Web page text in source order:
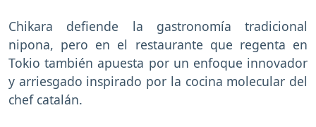
Chikara defiende la gastronomía tradicional
nipona, pero en el restaurante que regenta en
Tokio también apuesta por un enfoque innovador
y arriesgado inspirado por la cocina molecular del
chef catalán.